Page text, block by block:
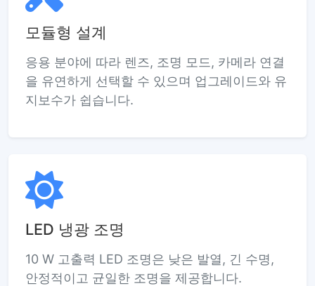
모듈형 설계
응용 분야에 따라 렌즈, 조명 모드, 카메라 연결
을 유연하게 선택할 수 있으며 업그레이드와 유
지보수가 쉽습니다.
LED 냉광 조명
10 W 고출력 LED 조명은 낮은 발열, 긴 수명,
안정적이고 균일한 조명을 제공합니다.